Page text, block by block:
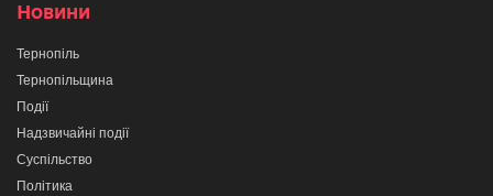
Новини
Тернопіль
Тернопільщина
Події
Надзвичайні події
Суспільство
Політика